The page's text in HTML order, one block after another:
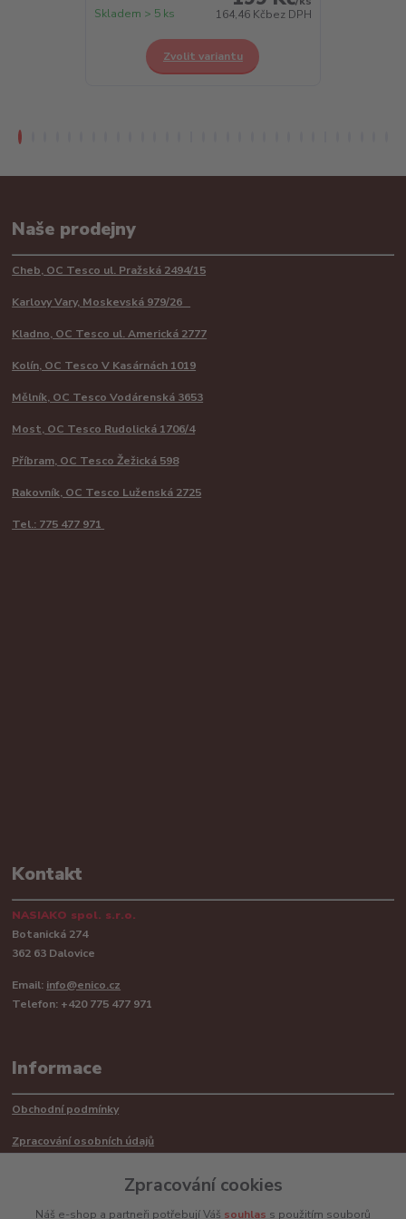
164,46 Kčbez DPH
Skladem > 5 ks
Zvolit variantu
Naše prodejny
Cheb, OC Tesco ul. Pražská 2494/15
Karlovy Vary, Moskevská 979/26
Kladno, OC Tesco ul. Americká 2777
Kolín, OC Tesco V Kasárnách 1019
Mělník, OC Tesco Vodárenská 3653
Most, OC Tesco Rudolická 1706/4
Příbram, OC Tesco Žežická 598
Rakovník, OC Tesco Luženská 2725
Tel.: 775 477 971
Kontakt
NASIAKO spol. s.r.o.
Botanická 274
362 63 Dalovice
Email: info@enico.cz
Telefon: +420 775 477 971
Informace
Obchodní podmínky
Zpracování osobních údajů
Zpracování cookies
Náš e-shop a partneři potřebují Váš souhlas s použitím souborů